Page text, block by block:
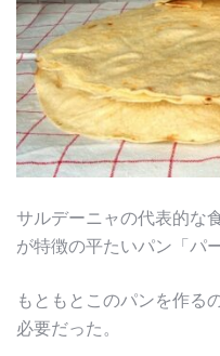
サルデーニャの代表的な
が特徴の平たいパン「パ
もともとこのパンを作る
必要だった。